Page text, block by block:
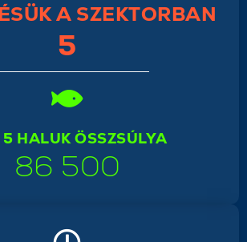
A SZEKTORBAN
5
HALUK ÖSSZSÚLYA
86 500